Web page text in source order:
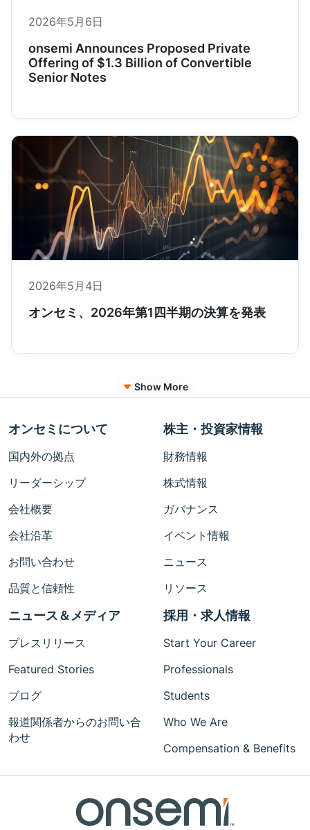
2026年5月6日
onsemi Announces Proposed Private
Offering of $1.3 Billion of Convertible
Senior Notes
2026年5月4日
オンセミ、2026年第1四半期の決算を発表
Show More
オンセミについて
国内外の拠点
リーダーシップ
会社概要
会社沿革
お問い合わせ
品質と信頼性
株主・投資家情報
財務情報
株式情報
ガバナンス
イベント情報
ニュース
リソース
ニュース＆メディア
プレスリリース
Featured Stories
ブログ
報道関係者からのお問い合
わせ
採用・求人情報
Start Your Career
Professionals
Students
Who We Are
Compensation & Benefits